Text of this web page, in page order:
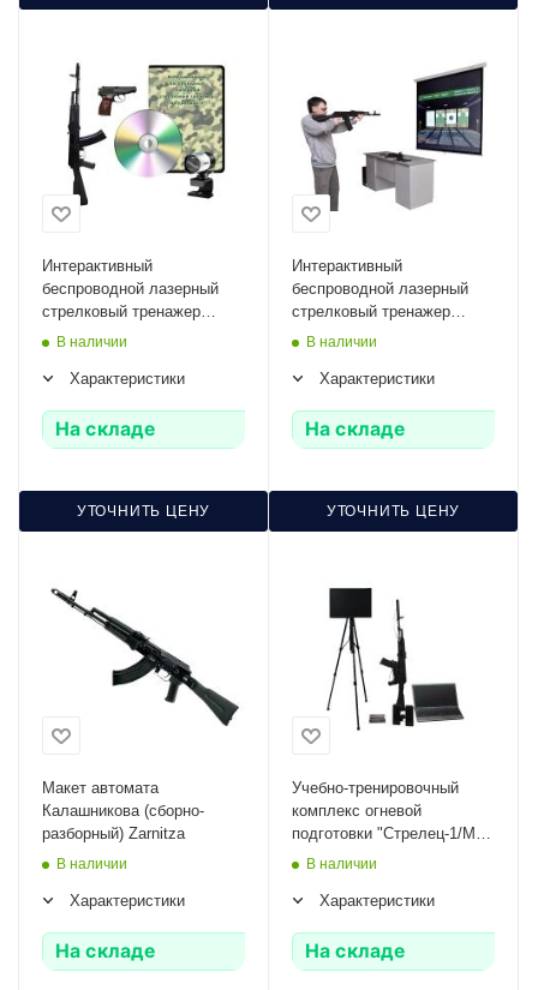
Интерактивный
беспроводной лазерный
стрелковый тренажер
"Штурмовик-1" Zarnitza
массогабаритные макеты
В наличии
Характеристики
На складе
УТОЧНИТЬ ЦЕНУ
Интерактивный
беспроводной лазерный
стрелковый тренажер
"Штурмовик-2" Zarnitza
массогабаритные макеты
В наличии
Характеристики
На складе
УТОЧНИТЬ ЦЕНУ
Макет автомата
Калашникова (сборно-
разборный) Zarnitza
В наличии
Характеристики
На складе
Учебно-тренировочный
комплекс огневой
подготовки "Стрелец-1/М"
Zarnitza (мишень-монитор,
оружия АК или ПМ)
В наличии
Характеристики
На складе